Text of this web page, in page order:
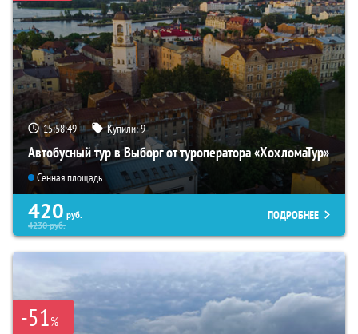
15:58:48 Купили:9
Автобусный тур в Выборг от туроператора «ХохломаТур»
Сенная площадь
420 руб.
4230руб.
ПОДРОБНЕЕ
-51%